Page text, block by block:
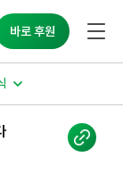
바로 후원